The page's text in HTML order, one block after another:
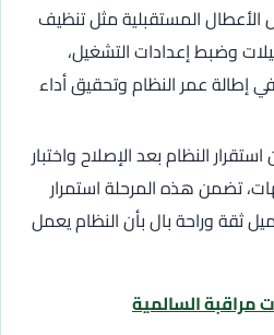
الأعطال المستقبلية مثل تنظيف
وضبط إعدادات التشغيل،
إطالة عمر النظام وتحقيق أداء
النظام بعد الإصلاح واختبار
تضمن هذه المرحلة استمرار
ثقة وراحة بال بأن النظام يعمل
مراقبة السالمية